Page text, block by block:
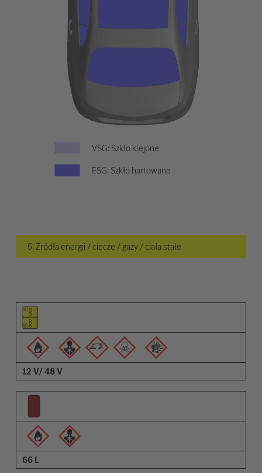
VSG: Szkło klejone
ESG: Szkło hartowane
5. Źródła energii / ciecze / gazy / ciała stałe
Piktogram elementu
Piktogramy ostrzeżeń
Opis
12 V/ 48 V
66 L